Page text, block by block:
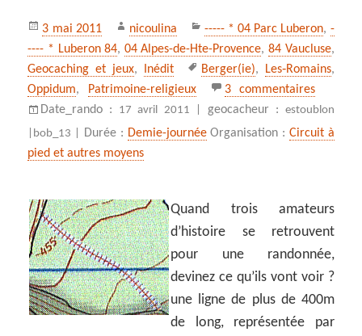
Publié
le
3 mai 2011 Auteur
nicoulina Catégories
----- * 04 Parc Luberon, -
---- * Luberon 84, 04 Alpes-de-Hte-Provence, 84 Vaucluse,
Geocaching et jeux, Inédit
Mots-
clés
Berger(ie), Les‑Romains,
Oppidum, Patrimoine-religieux 3 commentairessur **
Date_rando : 17 avril 2011 | geocacheur : estoublon
bob_13 | Durée : Demie-journéeOrganisation : Circuit à
pied et autres moyens
Quand trois amateurs
d’histoire se retrouvent
pour une randonnée,
devinez ce qu’ils vont voir ?
une ligne de plus de 400m
de long, représentée par